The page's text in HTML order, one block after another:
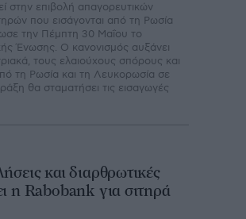
στην επιβολή απαγορευτικών
που εισάγονται από τη Ρωσία
την Πέμπτη 30 Μαΐου το
Ένωσης. Ο κανονισμός αυξάνει
τους ελαιούχους σπόρους και
τη Ρωσία και τη Λευκορωσία σε
θα σταματήσει τις εισαγωγές
και διαρθρωτικές
η Rabobank για σιτηρά